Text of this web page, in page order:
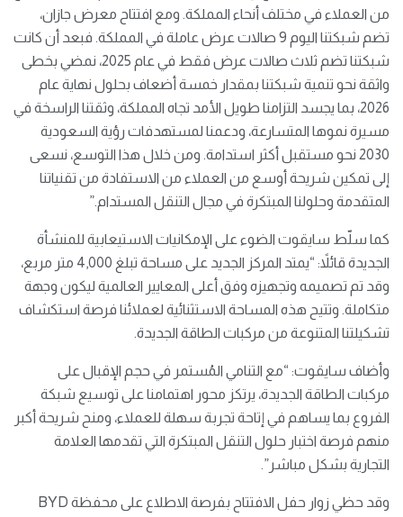
من العملاء في مختلف أنحاء المملكة. ومع افتتاح معرض جازان،
تضم شبكتنا اليوم 9 صالات عرض عاملة في المملكة. فبعد أن كانت
شبكتنا تضم ثلاث صالات عرض فقط في عام 2025، نمضي بخطى
واثقة نحو تنمية شبكتنا بمقدار خمسة أضعاف بحلول نهاية عام
2026، بما يجسد التزامنا طويل الأمد تجاه المملكة، وثقتنا الراسخة في
مسيرة نموها المتسارعة، ودعمنا لمستهدفات رؤية السعودية
2030 نحو مستقبل أكثر استدامة. ومن خلال هذا التوسع، نسعى
إلى تمكين شريحة أوسع من العملاء من الاستفادة من تقنياتنا
المتقدمة وحلولنا المبتكرة في مجال التنقل المستدام.”
كما سلّط سايقوت الضوء على الإمكانيات الاستيعابية للمنشأة
الجديدة قائلاً: “يمتد المركز الجديد على مساحة تبلغ 4,000 متر مربع،
وقد تم تصميمه وتجهيزه وفق أعلى المعايير العالمية ليكون وجهة
متكاملة. وتتيح هذه المساحة الاستثنائية لعملائنا فرصة استكشاف
تشكيلتنا المتنوعة من مركبات الطاقة الجديدة.
وأضاف سايقوت: “مع التنامي المُستمر في حجم الإقبال على
مركبات الطاقة الجديدة، يرتكز محور اهتمامنا على توسيع شبكة
الفروع بما يساهم في إتاحة تجربة سهلة للعملاء، ومنح شريحة أكبر
منهم فرصة اختبار حلول التنقل المبتكرة التي تقدمها العلامة
التجارية بشكل مباشر”.
وقد حظي زوار حفل الافتتاح بفرصة الاطلاع على محفظة BYD